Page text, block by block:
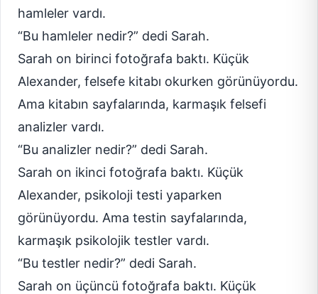
hamleler vardı.
“Bu hamleler nedir?” dedi Sarah.
Sarah on birinci fotoğrafa baktı. Küçük
Alexander, felsefe kitabı okurken görünüyordu.
Ama kitabın sayfalarında, karmaşık felsefi
analizler vardı.
“Bu analizler nedir?” dedi Sarah.
Sarah on ikinci fotoğrafa baktı. Küçük
Alexander, psikoloji testi yaparken
görünüyordu. Ama testin sayfalarında,
karmaşık psikolojik testler vardı.
“Bu testler nedir?” dedi Sarah.
Sarah on üçüncü fotoğrafa baktı. Küçük